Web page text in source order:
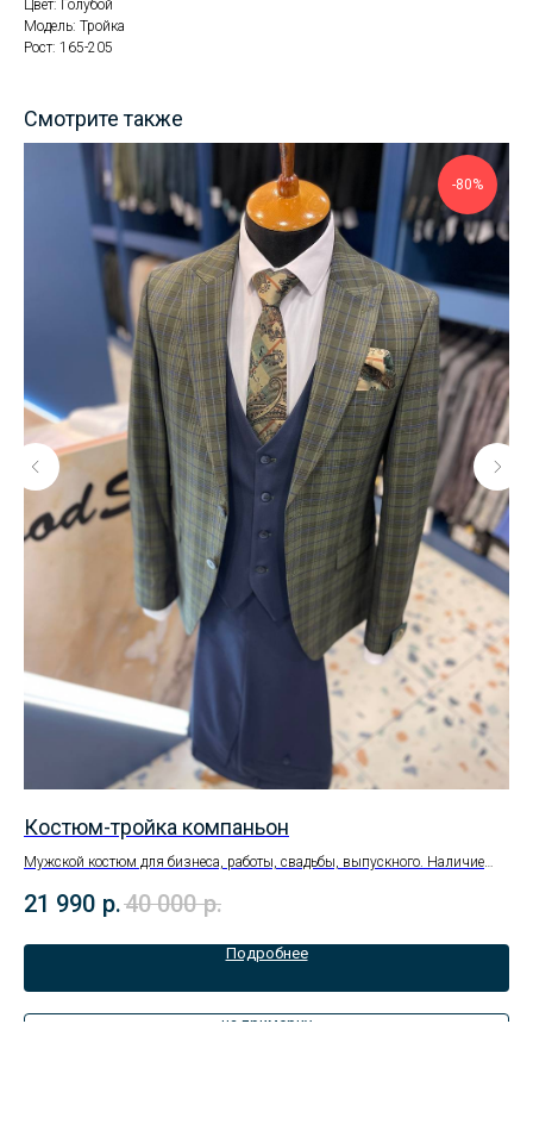
Цвет: Голубой
Модель: Тройка
Рост: 165-205
Смотрите также
-80%
Костюм-тройка компаньон
Мужской костюм для бизнеса, работы, свадьбы, выпускного. Наличие
21 990 р.40 000 р.
Подробнее
на примерку